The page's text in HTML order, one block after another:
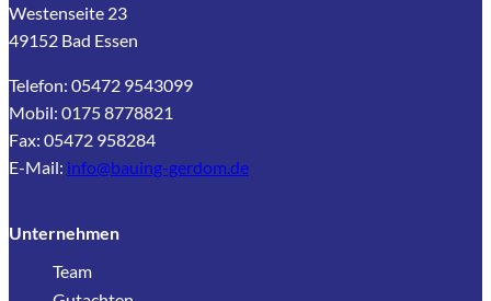
Westenseite 23
49152 Bad Essen
Telefon: 05472 9543099
Mobil: 0175 8778821
Fax: 05472 958284
E-Mail: info@bauing-gerdom.de
Unternehmen
Team